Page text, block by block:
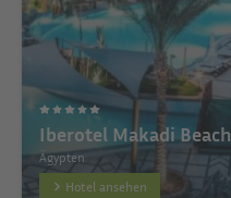
Iberotel Makadi Beach
Ägypten
Hotel ansehen